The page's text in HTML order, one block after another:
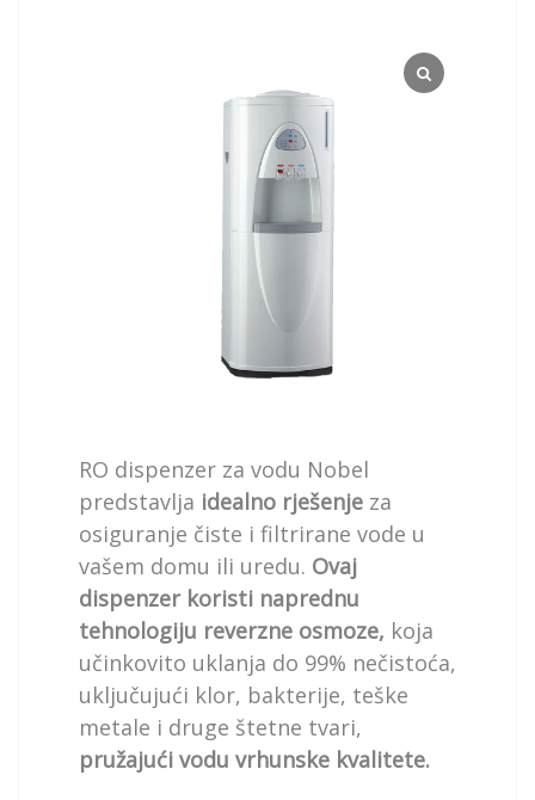
RO dispenzer za vodu Nobel
predstavlja idealno rješenje za
osiguranje čiste i filtrirane vode u
vašem domu ili uredu. Ovaj
dispenzer koristi naprednu
tehnologiju reverzne osmoze, koja
učinkovito uklanja do 99% nečistoća,
uključujući klor, bakterije, teške
metale i druge štetne tvari,
pružajući vodu vrhunske kvalitete.